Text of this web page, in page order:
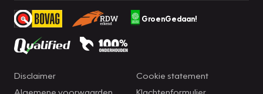
GroenGedaan!
Disclaimer
Algemene voorwaarden
Cookie statement
Klachtenformulier